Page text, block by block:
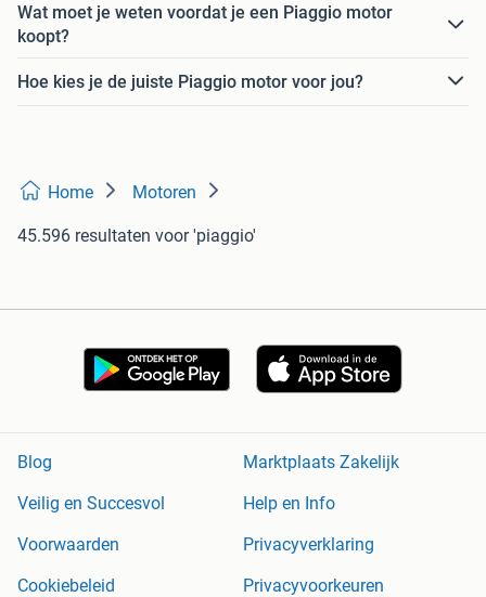
Wat moet je weten voordat je een Piaggio motor
koopt?
Hoe kies je de juiste Piaggio motor voor jou?
Home Motoren
45.596 resultaten voor 'piaggio'
Blog
Marktplaats Zakelijk
Veilig en Succesvol
Help en Info
Voorwaarden
Privacyverklaring
Cookiebeleid
Privacyvoorkeuren